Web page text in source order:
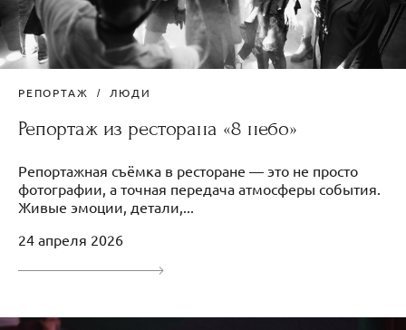
РЕПОРТАЖ ЛЮДИ
Репортаж из ресторана «8 небо»
Репортажная съёмка в ресторане — это не просто
фотографии, а точная передача атмосферы события.
Живые эмоции, детали,...
24 апреля 2026